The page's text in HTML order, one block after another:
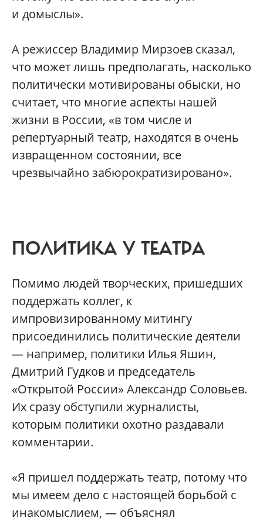
и домыслы».
А режиссер Владимир Мирзоев сказал,
что может лишь предполагать, насколько
политически мотивированы обыски, но
считает, что многие аспекты нашей
жизни в России, «в том числе и
репертуарный театр, находятся в очень
извращенном состоянии, все
чрезвычайно забюрократизировано».
ПОЛИТИКА У ТЕАТРА
Помимо людей творческих, пришедших
поддержать коллег, к
импровизированному митингу
присоединились политические деятели
— например, политики Илья Яшин,
Дмитрий Гудков и председатель
«Открытой России» Александр Соловьев.
Их сразу обступили журналисты,
которым политики охотно раздавали
комментарии.
«Я пришел поддержать театр, потому что
мы имеем дело с настоящей борьбой с
инакомыслием, — объяснял